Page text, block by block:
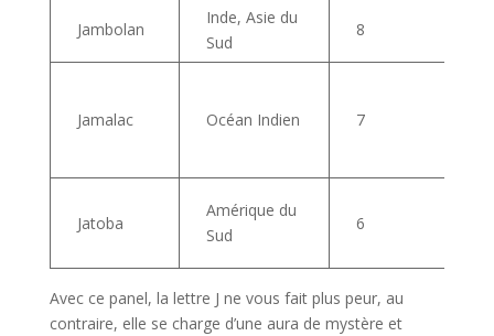
Jambolan
Inde, Asie du
Sud
8
Jamalac Océan Indien 7
Jatoba
Amérique du
Sud
6
Avec ce panel, la lettre J ne vous fait plus peur, au
contraire, elle se charge d’une aura de mystère et